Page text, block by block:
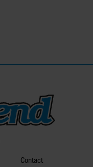
Contact